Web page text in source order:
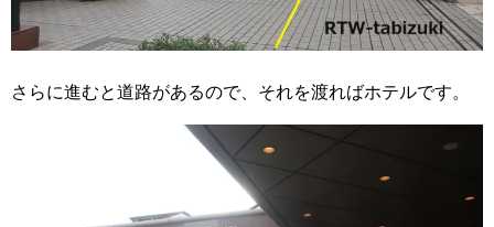
さらに進むと道路があるので、それを渡ればホテルです。